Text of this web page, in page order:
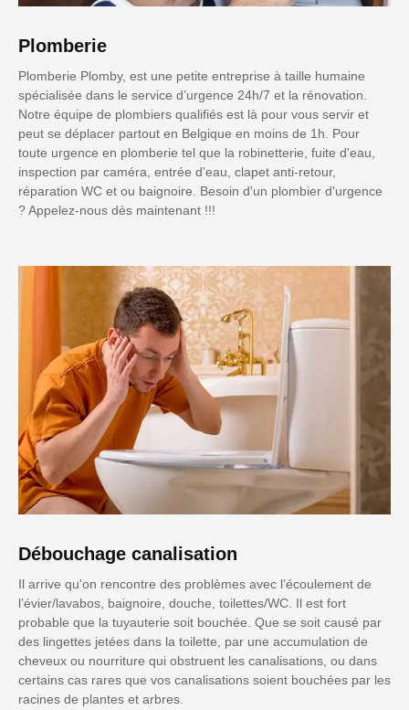
Plomberie
Plomberie Plomby, est une petite entreprise à taille humaine
spécialisée dans le service d’urgence 24h/7 et la rénovation.
Notre équipe de plombiers qualifiés est là pour vous servir et
peut se déplacer partout en Belgique en moins de 1h. Pour
toute urgence en plomberie tel que la robinetterie, fuite d'eau,
inspection par caméra, entrée d'eau, clapet anti-retour,
réparation WC et ou baignoire. Besoin d'un plombier d'urgence
? Appelez-nous dès maintenant !!!
Débouchage canalisation
Il arrive qu'on rencontre des problèmes avec l’écoulement de
l’évier/lavabos, baignoire, douche, toilettes/WC. Il est fort
probable que la tuyauterie soit bouchée. Que se soit causé par
des lingettes jetées dans la toilette, par une accumulation de
cheveux ou nourriture qui obstruent les canalisations, ou dans
certains cas rares que vos canalisations soient bouchées par les
racines de plantes et arbres.